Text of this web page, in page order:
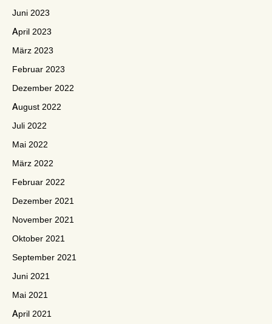
Juni 2023
April 2023
März 2023
Februar 2023
Dezember 2022
August 2022
Juli 2022
Mai 2022
März 2022
Februar 2022
Dezember 2021
November 2021
Oktober 2021
September 2021
Juni 2021
Mai 2021
April 2021